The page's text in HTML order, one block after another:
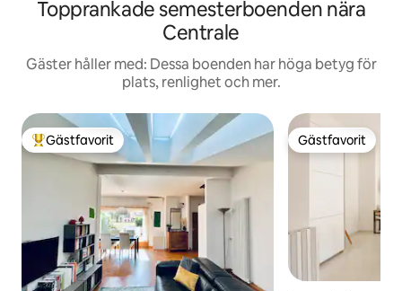
Topprankade semesterboenden nära
Centrale
Gäster håller med: Dessa boenden har höga betyg för
plats, renlighet och mer.
Populär gästfavorit
Gästfavorit Gästfavorit
Gästfavorit